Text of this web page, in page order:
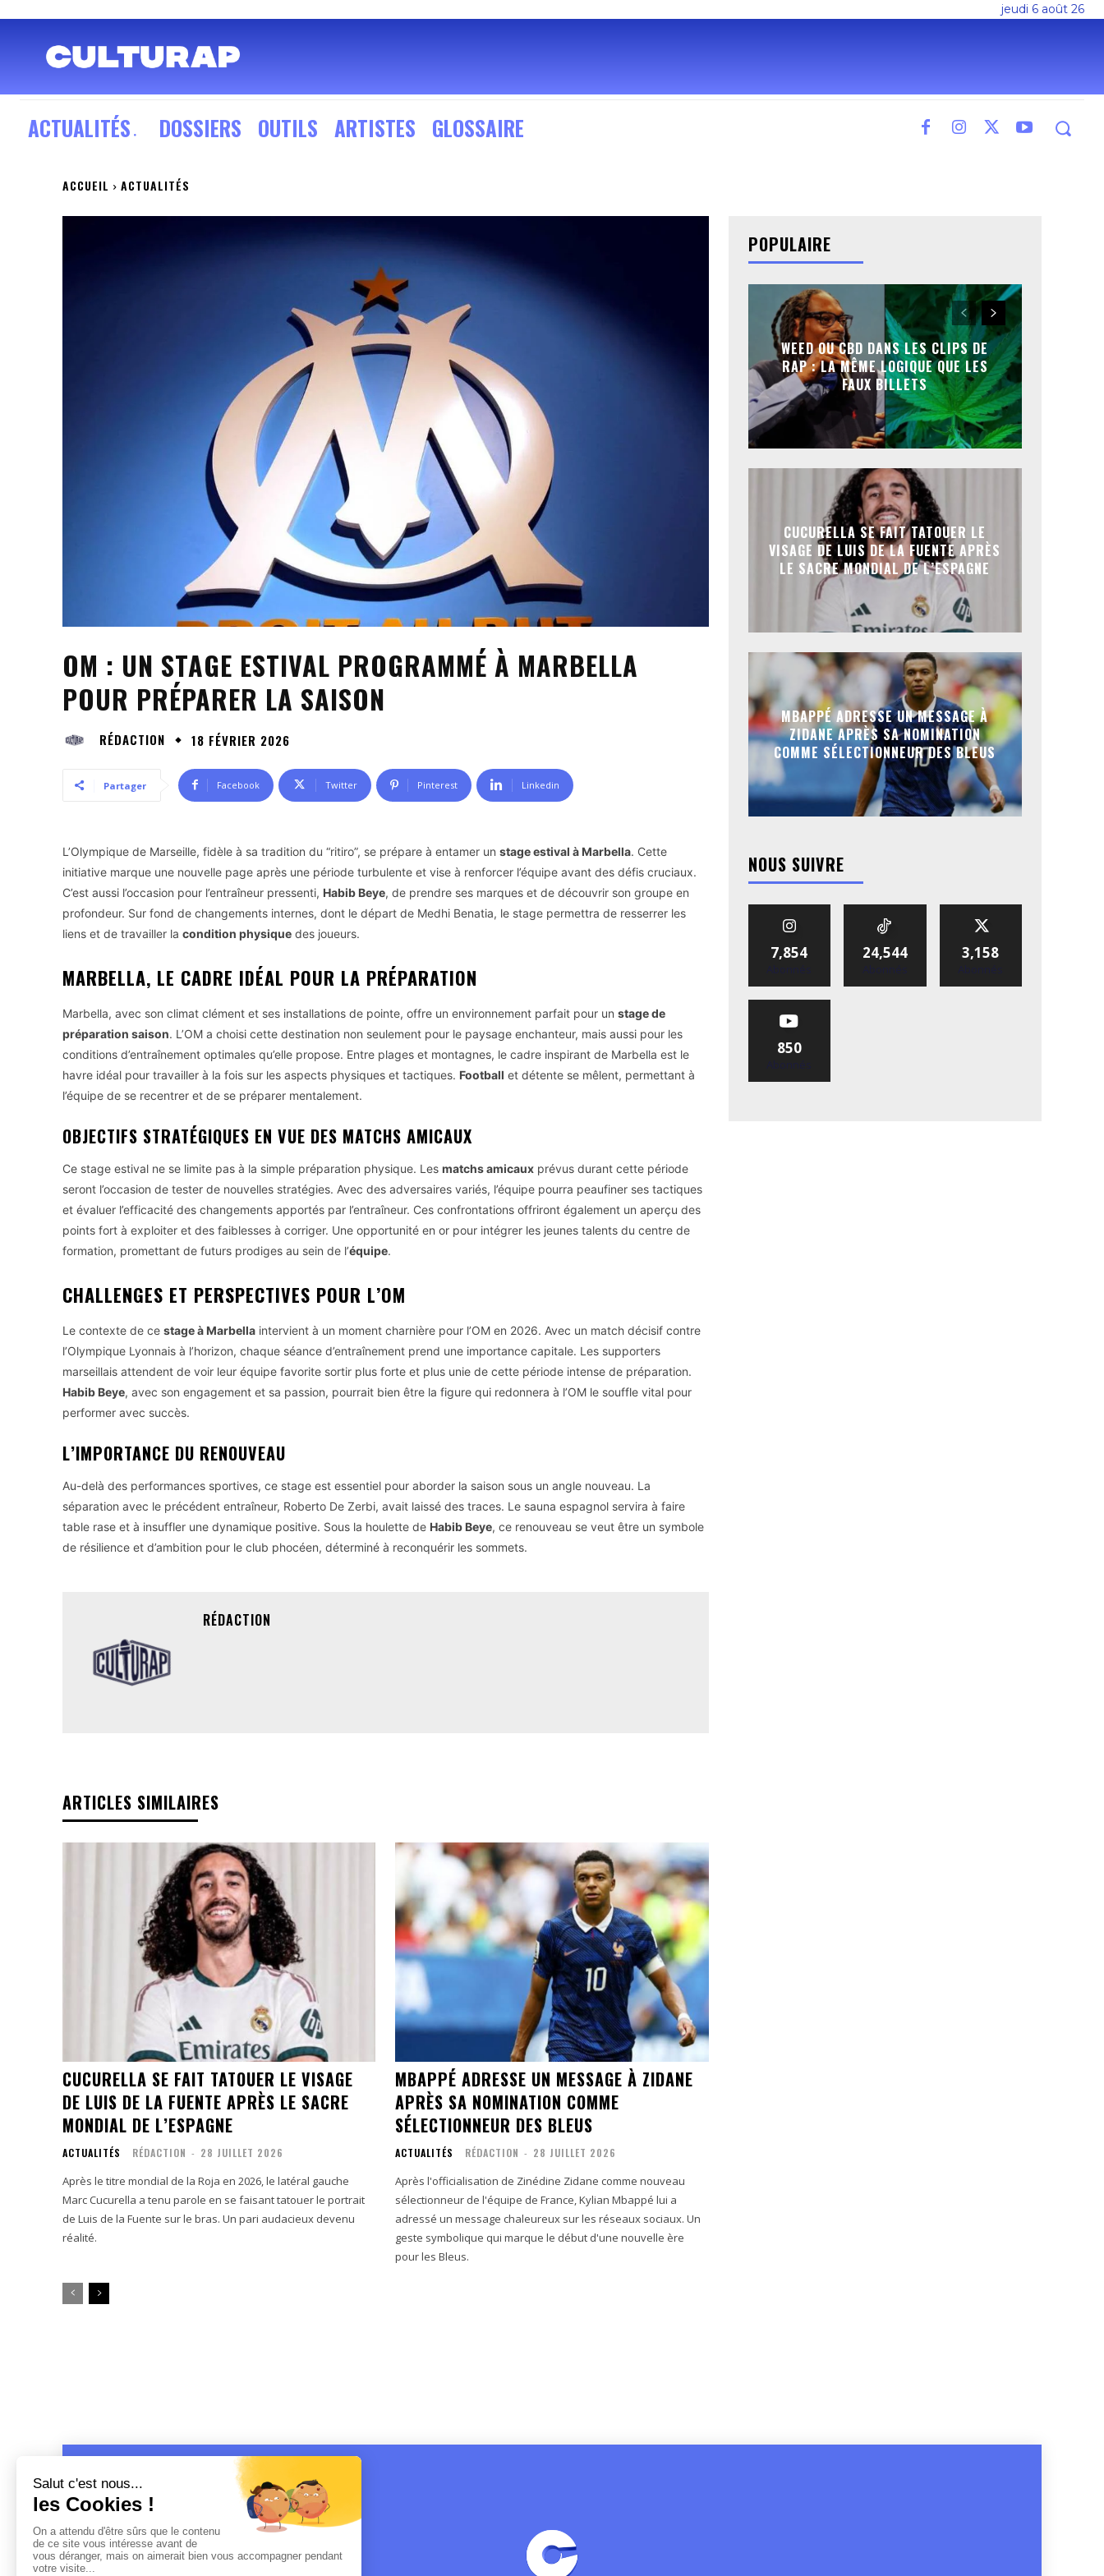
jeudi 6 août 26
ACTUALITÉS DOSSIERS OUTILS ARTISTES GLOSSAIRE
ACCUEIL ACTUALITÉS
OM : UN STAGE ESTIVAL PROGRAMMÉ À MARBELLA
POUR PRÉPARER LA SAISON
RÉDACTION 18 FÉVRIER 2026
Partager Facebook Twitter Pinterest Linkedin
L’Olympique de Marseille, fidèle à sa tradition du “ritiro”, se prépare à entamer un stage estival à Marbella. Cette
initiative marque une nouvelle page après une période turbulente et vise à renforcer l’équipe avant des défis cruciaux.
C’est aussi l’occasion pour l’entraîneur pressenti, Habib Beye, de prendre ses marques et de découvrir son groupe en
profondeur. Sur fond de changements internes, dont le départ de Medhi Benatia, le stage permettra de resserrer les
liens et de travailler la condition physique des joueurs.
MARBELLA, LE CADRE IDÉAL POUR LA PRÉPARATION
Marbella, avec son climat clément et ses installations de pointe, offre un environnement parfait pour un stage de
préparation saison. L’OM a choisi cette destination non seulement pour le paysage enchanteur, mais aussi pour les
conditions d’entraînement optimales qu’elle propose. Entre plages et montagnes, le cadre inspirant de Marbella est le
havre idéal pour travailler à la fois sur les aspects physiques et tactiques. Football et détente se mêlent, permettant à
l’équipe de se recentrer et de se préparer mentalement.
OBJECTIFS STRATÉGIQUES EN VUE DES MATCHS AMICAUX
Ce stage estival ne se limite pas à la simple préparation physique. Les matchs amicaux prévus durant cette période
seront l’occasion de tester de nouvelles stratégies. Avec des adversaires variés, l’équipe pourra peaufiner ses tactiques
et évaluer l’efficacité des changements apportés par l’entraîneur. Ces confrontations offriront également un aperçu des
points fort à exploiter et des faiblesses à corriger. Une opportunité en or pour intégrer les jeunes talents du centre de
formation, promettant de futurs prodiges au sein de l’équipe.
CHALLENGES ET PERSPECTIVES POUR L’OM
Le contexte de ce stage à Marbella intervient à un moment charnière pour l’OM en 2026. Avec un match décisif contre
l’Olympique Lyonnais à l’horizon, chaque séance d’entraînement prend une importance capitale. Les supporters
marseillais attendent de voir leur équipe favorite sortir plus forte et plus unie de cette période intense de préparation.
Habib Beye, avec son engagement et sa passion, pourrait bien être la figure qui redonnera à l’OM le souffle vital pour
performer avec succès.
L’IMPORTANCE DU RENOUVEAU
Au-delà des performances sportives, ce stage est essentiel pour aborder la saison sous un angle nouveau. La
séparation avec le précédent entraîneur, Roberto De Zerbi, avait laissé des traces. Le sauna espagnol servira à faire
table rase et à insuffler une dynamique positive. Sous la houlette de Habib Beye, ce renouveau se veut être un symbole
de résilience et d’ambition pour le club phocéen, déterminé à reconquérir les sommets.
RÉDACTION
ARTICLES SIMILAIRES
CUCURELLA SE FAIT TATOUER LE VISAGE
DE LUIS DE LA FUENTE APRÈS LE SACRE
MONDIAL DE L’ESPAGNE
ACTUALITÉS RÉDACTION - 28 JUILLET 2026
Après le titre mondial de la Roja en 2026, le latéral gauche
Marc Cucurella a tenu parole en se faisant tatouer le portrait
de Luis de la Fuente sur le bras. Un pari audacieux devenu
réalité.
MBAPPÉ ADRESSE UN MESSAGE À ZIDANE
APRÈS SA NOMINATION COMME
SÉLECTIONNEUR DES BLEUS
ACTUALITÉS RÉDACTION - 28 JUILLET 2026
Après l'officialisation de Zinédine Zidane comme nouveau
sélectionneur de l'équipe de France, Kylian Mbappé lui a
adressé un message chaleureux sur les réseaux sociaux. Un
geste symbolique qui marque le début d'une nouvelle ère
pour les Bleus.
POPULAIRE
WEED OU CBD DANS LES CLIPS DE
RAP : LA MÊME LOGIQUE QUE LES
FAUX BILLETS
CUCURELLA SE FAIT TATOUER LE
VISAGE DE LUIS DE LA FUENTE APRÈS
LE SACRE MONDIAL DE L’ESPAGNE
MBAPPÉ ADRESSE UN MESSAGE À
ZIDANE APRÈS SA NOMINATION
COMME SÉLECTIONNEUR DES BLEUS
NOUS SUIVRE
7,854
Abonnés
24,544
Abonnés
3,158
Abonnés
850
Abonnés